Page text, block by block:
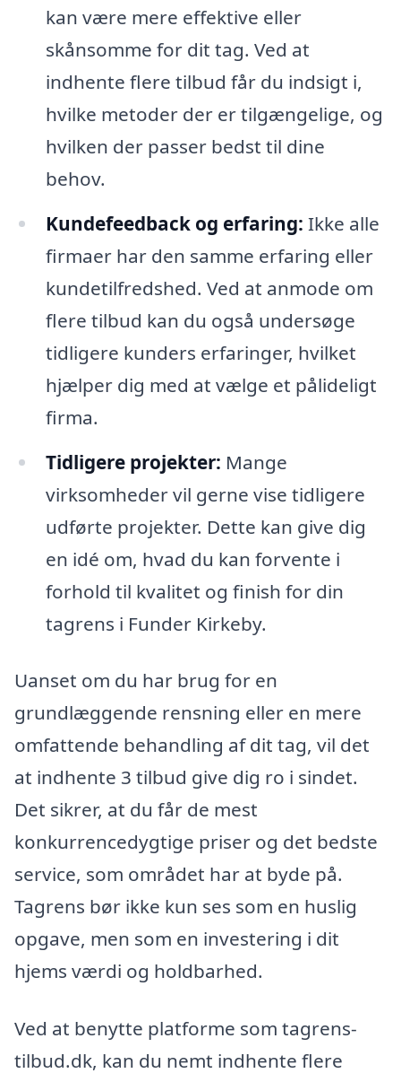
kan være mere effektive eller
skånsomme for dit tag. Ved at
indhente flere tilbud får du indsigt i,
hvilke metoder der er tilgængelige, og
hvilken der passer bedst til dine
behov.
Kundefeedback og erfaring: Ikke alle
firmaer har den samme erfaring eller
kundetilfredshed. Ved at anmode om
flere tilbud kan du også undersøge
tidligere kunders erfaringer, hvilket
hjælper dig med at vælge et pålideligt
firma.
Tidligere projekter: Mange
virksomheder vil gerne vise tidligere
udførte projekter. Dette kan give dig
en idé om, hvad du kan forvente i
forhold til kvalitet og finish for din
tagrens i Funder Kirkeby.
Uanset om du har brug for en
grundlæggende rensning eller en mere
omfattende behandling af dit tag, vil det
at indhente 3 tilbud give dig ro i sindet.
Det sikrer, at du får de mest
konkurrencedygtige priser og det bedste
service, som området har at byde på.
Tagrens bør ikke kun ses som en huslig
opgave, men som en investering i dit
hjems værdi og holdbarhed.
Ved at benytte platforme som tagrens-
tilbud.dk, kan du nemt indhente flere